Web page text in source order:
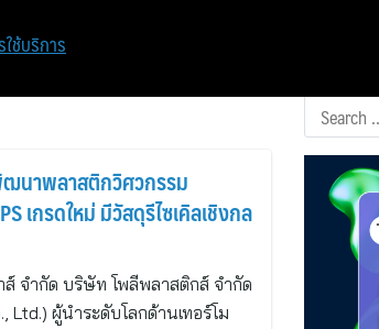
เที่ยว
นาพลาสติกวิศวกรรม
เกรดใหม่ มีวัสดุรีไซเคิลเชิงกล
จำกัด บริษัท โพลีพลาสติกส์ จำกัด
Ltd.) ผู้นำระดับโลกด้านเทอร์โม
ช้บริการ